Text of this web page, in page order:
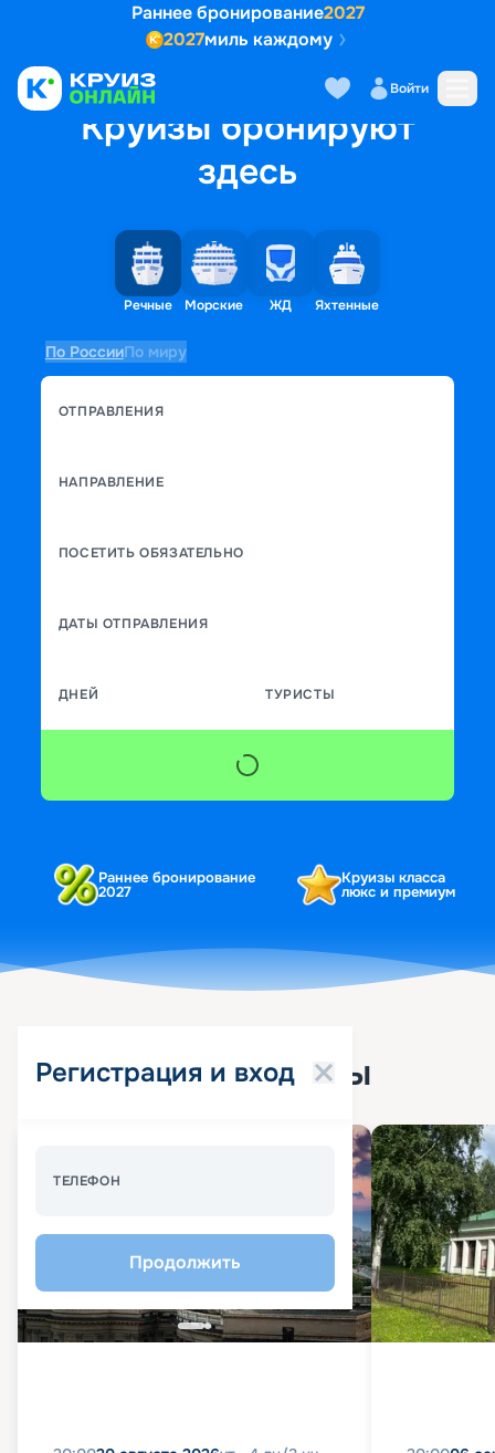
Раннее бронирование2027
2027миль каждому
Войти
Круизы бронируют
здесь
Речные Морские ЖД Яхтенные
По РоссииПо миру
ОТПРАВЛЕНИЯ
НАПРАВЛЕНИЕ
ПОСЕТИТЬ ОБЯЗАТЕЛЬНО
ДАТЫ ОТПРАВЛЕНИЯ
ДНЕЙ ТУРИСТЫ
Раннее бронирование
2027
Круизы класса
люкс и премиум
Регистрация и вход
ТЕЛЕФОН
Продолжить
Популярные круизы